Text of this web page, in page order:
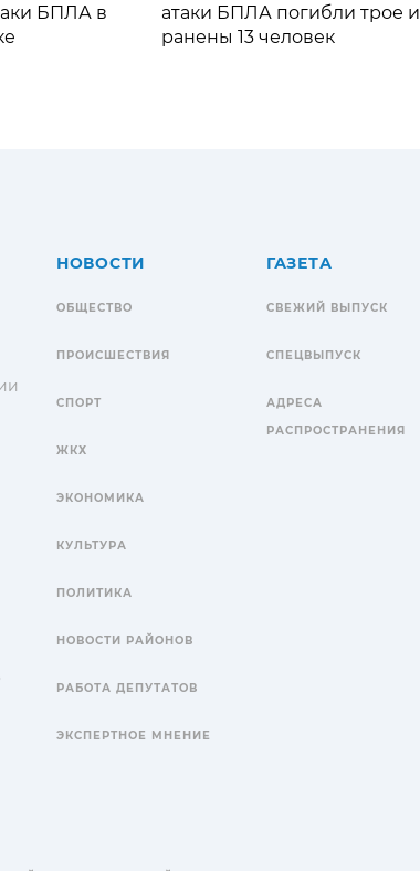
БПЛА в
атаки БПЛА погибли трое и
ранены 13 человек
НОВОСТИ
ОБЩЕСТВО
ПРОИСШЕСТВИЯ
СПОРТ
ЖКХ
ЭКОНОМИКА
КУЛЬТУРА
ПОЛИТИКА
НОВОСТИ РАЙОНОВ
РАБОТА ДЕПУТАТОВ
ЭКСПЕРТНОЕ МНЕНИЕ
ГАЗЕТА
СВЕЖИЙ ВЫПУСК
СПЕЦВЫПУСК
АДРЕСА
РАСПРОСТРАНЕНИЯ